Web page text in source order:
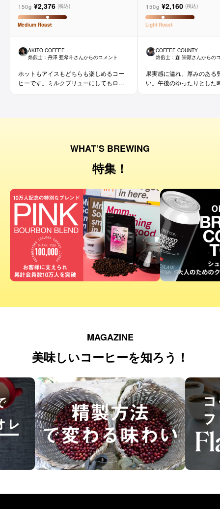
150g ¥2,376 (税込)
Medium Roast
AKITO COFFEE
焙煎士： 丹澤 亜希斗さんからのコメント
ホットもアイスもどちらも楽しめるコー
ヒーです。ミルクブリューにしてもロイ
150g ¥2,160 (税込)
Light Roast
COFFEE COUNTY
焙煎士： 森 崇顕さんからの
果実感に溢れ、厚みのある
い。午後のゆったりとした
WHAT’S BREWING
特集！
MAGAZINE
美味しいコーヒーを知ろう！